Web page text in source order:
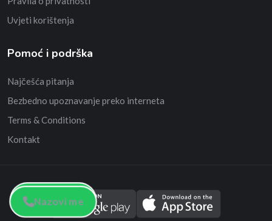
Nazovi me
Nazovi me
Uvjeti korištenja
Pomoć i podrška
Najčešća pitanja
Bezbedno upoznavanje preko interneta
Terms & Conditions
Kontakt